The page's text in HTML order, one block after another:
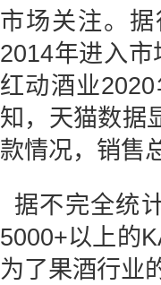
市场关注。
2014年进入
红动酒业
知，天猫数据
款情况，销售
据不完全统
5000+以上的
为了果酒行业